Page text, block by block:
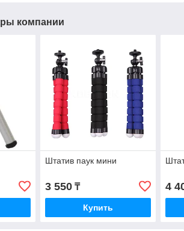
компании
Штатив паук мини
3 550₸
Купить
4